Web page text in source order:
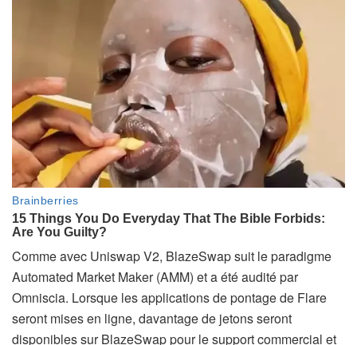
Comme avec Uniswap V2, BlazeSwap suit le paradigme
Automated Market Maker (AMM) et a été audité par
Omniscia. Lorsque les applications de pontage de Flare
seront mises en ligne, davantage de jetons seront
disponibles sur BlazeSwap pour le support commercial et